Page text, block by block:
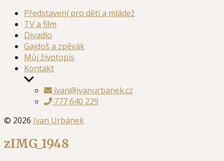
Představení pro děti a mládež
TV a film
Divadlo
Gajdoš a zpěvák
Můj životopis
Kontakt
Zobrazit
podmenuivan@ivanurbanek.cz
777 640 229
© 2026 Ivan Urbánek
zIMG_1948